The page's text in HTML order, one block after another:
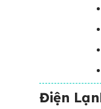
Điện